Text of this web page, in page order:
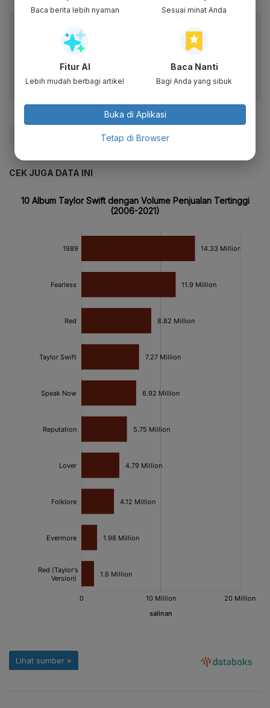
Dapatkan pengalaman membaca lebih nyaman dan nikmati
fitur menarik lainnya lewat aplikasi mobile Katadata.
#ASEAN #Singapura
CEK JUGA DATA INI
Baca berita lebih nyaman Sesuai minat Anda
Fitur AI
Lebih mudah berbagi artikel
Baca Nanti
Bagi Anda yang sibuk
Buka di Aplikasi
Tetap di Browser